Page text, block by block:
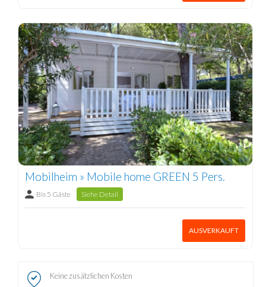
Mobilheim » Mobile home GREEN 5 Pers.
Bis 5 Gäste Siehe Detail
AUSVERKAUFT
Keine zusätzlichen Kosten